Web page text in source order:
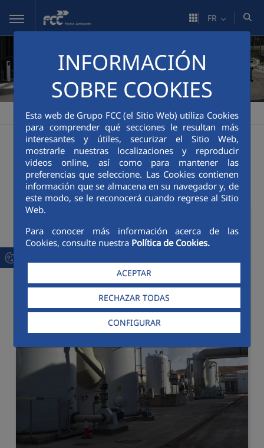
Saut au contenu principal
INFORMACIÓN
SOBRE COOKIES
Esta web de Grupo FCC (el Sitio Web) utiliza Cookies
para comprender qué secciones le resultan más
interesantes y útiles, securizar el Sitio Web,
mostrarle nuestras localizaciones y reproducir
videos online, así como para mantener las
preferencias que seleccione. Las Cookies contienen
información que se almacena en su navegador y, de
este modo, se le reconocerá cuando regrese al Sitio
Web.
Para conocer más información acerca de las
Cookies, consulte nuestra Política de Cookies.
ACEPTAR
RECHAZAR TODAS
CONFIGURAR
FR
FCC Medio Ambiente > Innovation > Innovation
Innovation